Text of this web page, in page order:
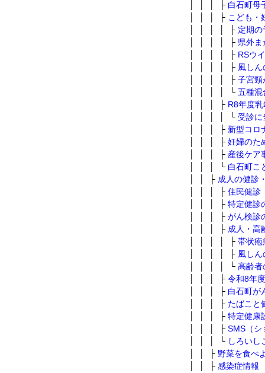
│ │ │ ├ 白石町母
│ │ │ ├ こども・
│ │ │ │ ├ 定期の
│ │ │ │ ├ 県外
│ │ │ │ ├ RSウ
│ │ │ │ ├ 風し
│ │ │ │ ├ 子宮頸
│ │ │ │ └ 五種混
│ │ │ ├ R8年度
│ │ │ │ └ 受診に
│ │ │ ├ 新型コロ
│ │ │ ├ 妊婦のた
│ │ │ ├ 産後ケア
│ │ │ └ 白石町こ
│ │ ├ 成人の健診
│ │ │ ├ 住民健診
│ │ │ ├ 特定健診
│ │ │ ├ がん検診
│ │ │ ├ 成人・高
│ │ │ │ ├ 帯状疱
│ │ │ │ ├ 風し
│ │ │ │ └ 高齢者
│ │ │ ├ 令和8年
│ │ │ ├ 白石町が
│ │ │ ├ たばこと
│ │ │ ├ 特定健康
│ │ │ ├ SMS（シ
│ │ │ └ しろいし
│ │ ├ 野菜を食べ
│ │ ├ 感染症情報